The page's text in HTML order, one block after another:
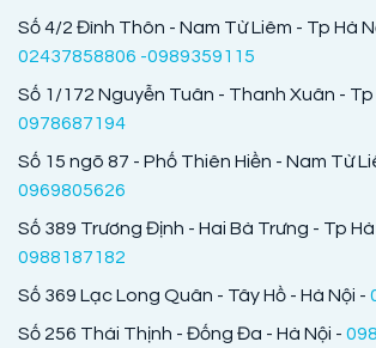
Số 4/2 Đình Thôn - Nam Từ Liêm - Tp Hà
02437858806 -0989359115
Số 1/172 Nguyễn Tuân - Thanh Xuân - Tp
0978687194
Số 15 ngõ 87 - Phố Thiên Hiền - Nam Từ
0969805626
Số 389 Trương Định - Hai Bà Trưng - Tp Hà
0988187182
Số 369 Lạc Long Quân - Tây Hồ - Hà Nội -
Số 256 Thái Thịnh - Đống Đa - Hà Nội -